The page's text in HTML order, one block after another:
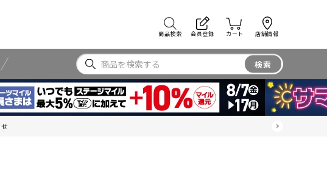
商品検索 会員登録 カート 店舗情報
検索